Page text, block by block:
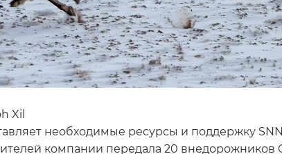
Xil
необходимые ресурсы и поддержку
компании передала 20 внедорожников